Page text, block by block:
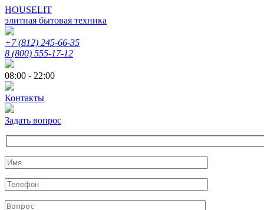
HOUSELIT
элитная бытовая техника
+7 (812) 245-66-35
8 (800) 555-17-12
08:00 - 22:00
Контакты
Задать вопрос